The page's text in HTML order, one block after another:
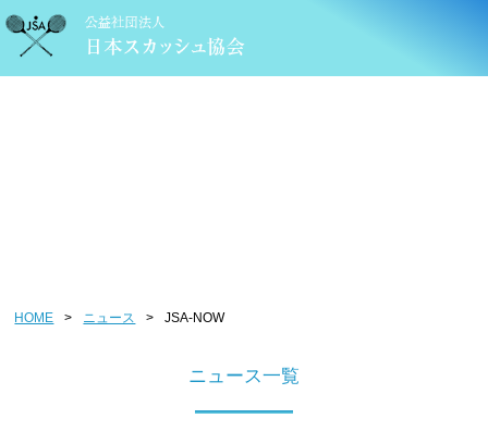
HOME > ニュース > JSA-NOW
ニュース一覧